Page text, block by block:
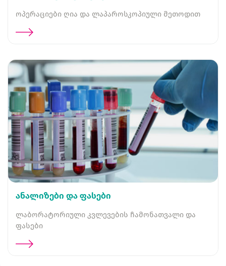
ოპერაციები ღია და ლაპაროსკოპიული მეთოდით
ანალიზები და ფასები
ლაბორატორიული კვლევების ჩამონათვალი და
ფასები